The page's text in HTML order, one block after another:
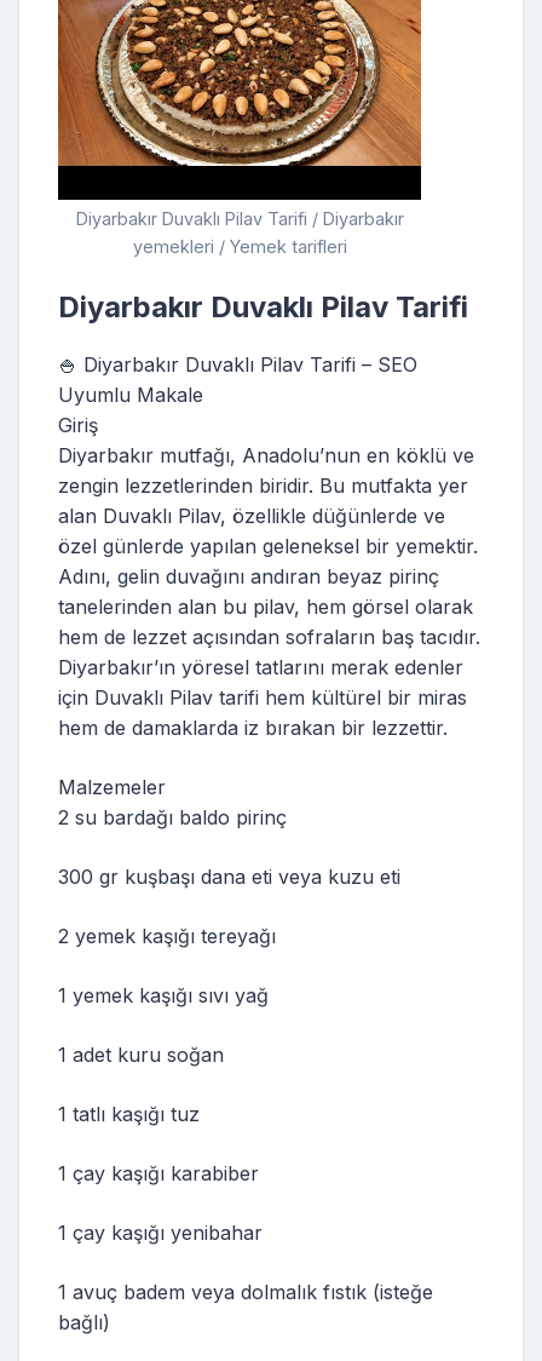
Diyarbakır Duvaklı Pilav Tarifi / Diyarbakır
yemekleri / Yemek tarifleri
Diyarbakır Duvaklı Pilav Tarifi
🍚 Diyarbakır Duvaklı Pilav Tarifi – SEO
Uyumlu Makale
Giriş
Diyarbakır mutfağı, Anadolu’nun en köklü ve
zengin lezzetlerinden biridir. Bu mutfakta yer
alan Duvaklı Pilav, özellikle düğünlerde ve
özel günlerde yapılan geleneksel bir yemektir.
Adını, gelin duvağını andıran beyaz pirinç
tanelerinden alan bu pilav, hem görsel olarak
hem de lezzet açısından sofraların baş tacıdır.
Diyarbakır’ın yöresel tatlarını merak edenler
için Duvaklı Pilav tarifi hem kültürel bir miras
hem de damaklarda iz bırakan bir lezzettir.
Malzemeler
2 su bardağı baldo pirinç
300 gr kuşbaşı dana eti veya kuzu eti
2 yemek kaşığı tereyağı
1 yemek kaşığı sıvı yağ
1 adet kuru soğan
1 tatlı kaşığı tuz
1 çay kaşığı karabiber
1 çay kaşığı yenibahar
1 avuç badem veya dolmalık fıstık (isteğe
bağlı)